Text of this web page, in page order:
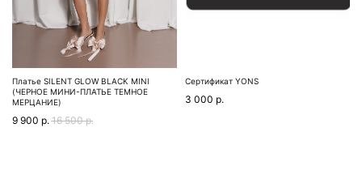
Платье SILENT GLOW BLACK MINI
(ЧЕРНОЕ МИНИ-ПЛАТЬЕ ТЕМНОЕ
МЕРЦАНИЕ)
9 900 р. 16 500 р.
Сертификат YONS
3 000 р.